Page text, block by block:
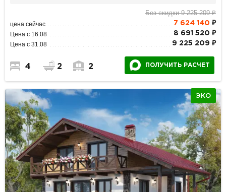
Без скидки 9 225 209 ₽
цена сейчас 7 624 140 ₽
Цена с 16.08 8 691 520 ₽
Цена с 31.08 9 225 209 ₽
4 2 2 ПОЛУЧИТЬ РАСЧЕТ
ЭКО